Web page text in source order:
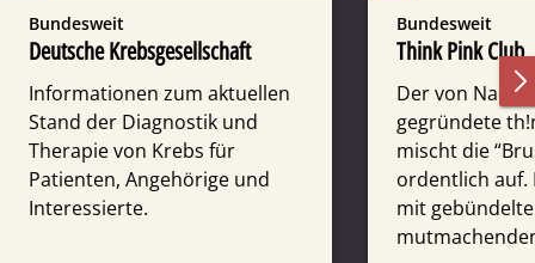
Bundesweit
Deutsche Krebsgesellschaft
Informationen zum aktuellen
Stand der Diagnostik und
Therapie von Krebs für
Patienten, Angehörige und
Interessierte.
Bundesweit
Think Pink Club
Der von Nadja
gegründete
mischt die
ordentlich auf.
mit